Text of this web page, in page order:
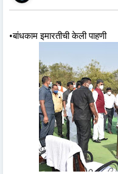
•बांधकाम इमारतीची केली पाहणी